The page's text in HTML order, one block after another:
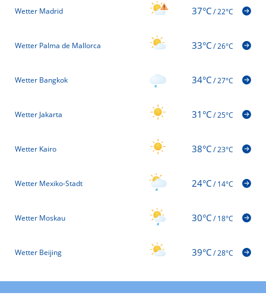
Wetter Madrid 37°C/22°C
Wetter Palma de Mallorca 33°C/26°C
Wetter Bangkok 34°C/27°C
Wetter Jakarta 31°C/25°C
Wetter Kairo 38°C/23°C
Wetter Mexiko-Stadt 24°C/14°C
Wetter Moskau 30°C/18°C
Wetter Beijing 39°C/28°C